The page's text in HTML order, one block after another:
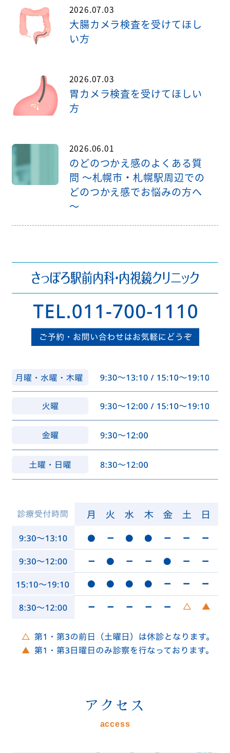
2026.07.03
大腸カメラ検査を受けてほし
い方
2026.07.03
胃カメラ検査を受けてほしい
方
2026.06.01
のどのつかえ感のよくある質
問 ～札幌市・札幌駅周辺での
どのつかえ感でお悩みの方へ
～
アクセス
access